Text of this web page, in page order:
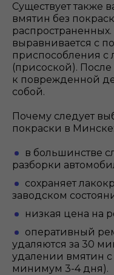
Существует также
вмятин без
выравнивается с
приспособления
(присоской).
к поврежденной
собой.
Почему следует
покраски в Минске:
в большинстве
разборки
сохраняет
заводском
низкая цена на
оперативный
удаляются за 30
удалении вмятин
минимум 3-4 дня).